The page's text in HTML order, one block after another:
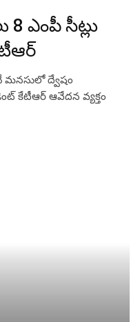
ఎంపీ సీట్లు
ద్వేషం
కేటీఆర్ ఆవేదన వ్యక్తం